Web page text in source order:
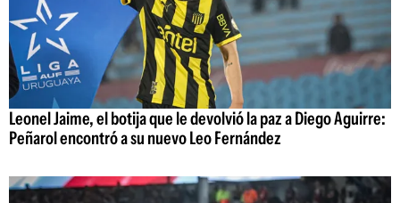
Leonel Jaime, el botija que le devolvió la paz a Diego Aguirre:
Peñarol encontró a su nuevo Leo Fernández